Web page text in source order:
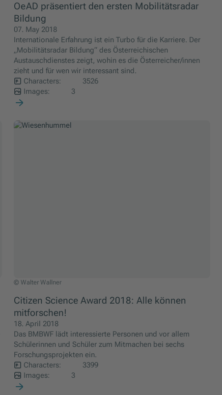
OeAD präsentiert den ersten Mobilitätsradar
Bildung
07. May 2018
Internationale Erfahrung ist ein Turbo für die Karriere. Der
„Mobilitätsradar Bildung“ des Österreichischen
Austauschdienstes zeigt, wohin es die Österreicher/innen
zieht und für wen wir interessant sind.
Characters:
3526
Images:
3
© Walter Wallner
Walter Wallner
Citizen Science Award 2018: Alle können
mitforschen!
18. April 2018
Das BMBWF lädt interessierte Personen und vor allem
Schülerinnen und Schüler zum Mitmachen bei sechs
Forschungsprojekten ein.
Characters:
3399
Images:
3